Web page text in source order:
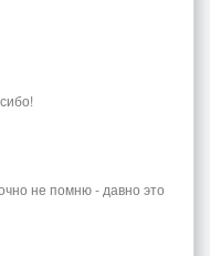
не помню - давно это